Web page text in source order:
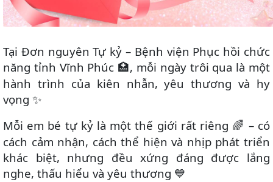
Tại Đơn nguyên Tự kỷ – Bệnh viện Phục hồi chức
năng tỉnh Vĩnh Phúc 🏥, mỗi ngày trôi qua là một
hành trình của kiên nhẫn, yêu thương và hy
vọng ✨
Mỗi em bé tự kỷ là một thế giới rất riêng 🌈 – có
cách cảm nhận, cách thể hiện và nhịp phát triển
khác biệt, nhưng đều xứng đáng được lắng
nghe, thấu hiểu và yêu thương 💙